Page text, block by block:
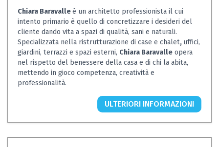
Chiara Baravalleè un architetto professionista il cui
intento primario è quello di concretizzare i desideri del
cliente dando vita a spazi di qualità, sani e naturali.
Specializzata nella ristrutturazione di case e chalet, uffici,
giardini, terrazzi e spazi esterni, Chiara Baravalle opera
nel rispetto del benessere della casa e di chi la abita,
mettendo in gioco competenza, creatività e
professionalità.
ULTERIORI INFORMAZIONI